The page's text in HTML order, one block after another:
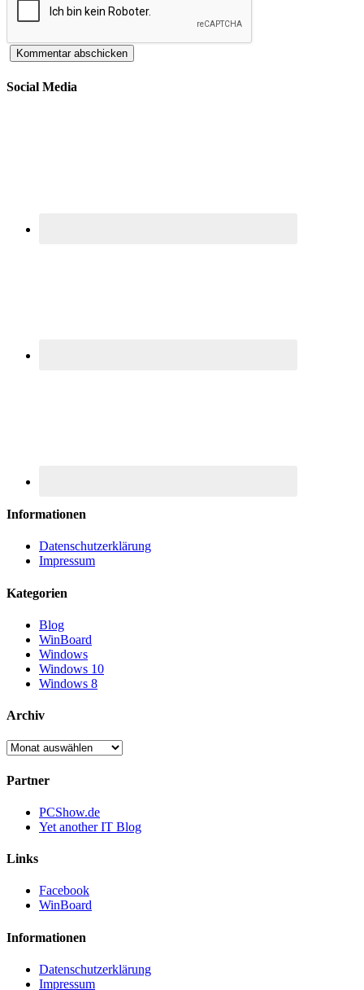
Social Media
Informationen
Datenschutzerklärung
Impressum
Kategorien
Blog
WinBoard
Windows
Windows 10
Windows 8
Archiv
Archiv
Partner
PCShow.de
Yet another IT Blog
Links
Facebook
WinBoard
Informationen
Datenschutzerklärung
Impressum